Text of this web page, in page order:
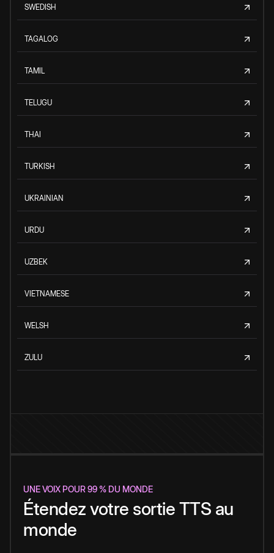
SWEDISH
TAGALOG
TAMIL
TELUGU
THAI
TURKISH
UKRAINIAN
URDU
UZBEK
VIETNAMESE
WELSH
ZULU
UNE VOIX POUR 99 % DU MONDE
Étendez votre sortie TTS au
monde